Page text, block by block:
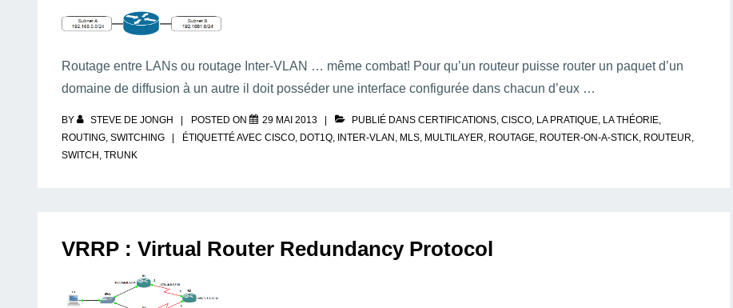
Routage entre LANs ou routage Inter-VLAN … même combat! Pour qu’un routeur puisse router un paquet d’un
domaine de diffusion à un autre il doit posséder une interface configurée dans chacun d’eux …
BY STEVE DE JONGH POSTED ON 29 MAI 2013 PUBLIÉ DANS CERTIFICATIONS, CISCO, LA PRATIQUE, LA THÉORIE,
ROUTING, SWITCHING ÉTIQUETTÉ AVEC CISCO, DOT1Q, INTER-VLAN, MLS, MULTILAYER, ROUTAGE, ROUTER-ON-A-STICK, ROUTEUR,
SWITCH, TRUNK
VRRP : Virtual Router Redundancy Protocol